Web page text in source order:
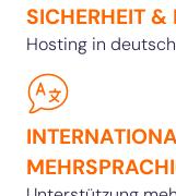
SICHERHEIT &
Hosting in